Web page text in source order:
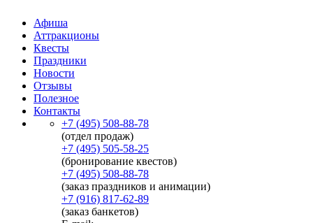
Афиша
Аттракционы
Квесты
Праздники
Новости
Отзывы
Полезное
Контакты
+7 (495) 508-88-78
(отдел продаж)
+7 (495) 505-58-25
(бронирование квестов)
+7 (495) 508-88-78
(заказ праздников и анимации)
+7 (916) 817-62-89
(заказ банкетов)